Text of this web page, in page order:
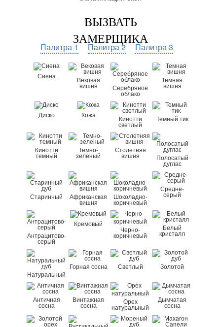
ВЫЗВАТЬ
ЗАМЕРЩИКА
Палитра 1 Палитра 2 Палитра 3
Сиена Вековая
вишня Серебряное
облако
Темная
вишня
Диско Кожа Кинотти
светлый
Темный тик
Кинотти
темный
Темно-
зеленый
Столетняя
вишня Полосатый
дуглас
Старинный Африканская
вишня
Шоколадно-
коричневый
Средне-
серый
Антрацитово-
серый
Кремовый
Черно-
коричневый
Белый
кристалл
Натуральный
Горная сосна Светлый Золотой
Античная
сосна
Винтажная
сосна Орех
натуральный
Дымчатая
сосна